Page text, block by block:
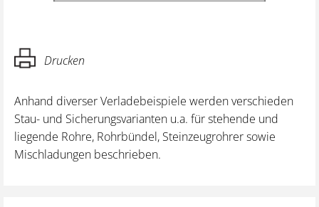
Drucken
Anhand diverser Verladebeispiele werden verschieden
Stau- und Sicherungsvarianten u.a. für stehende und
liegende Rohre, Rohrbündel, Steinzeugrohrer sowie
Mischladungen beschrieben.